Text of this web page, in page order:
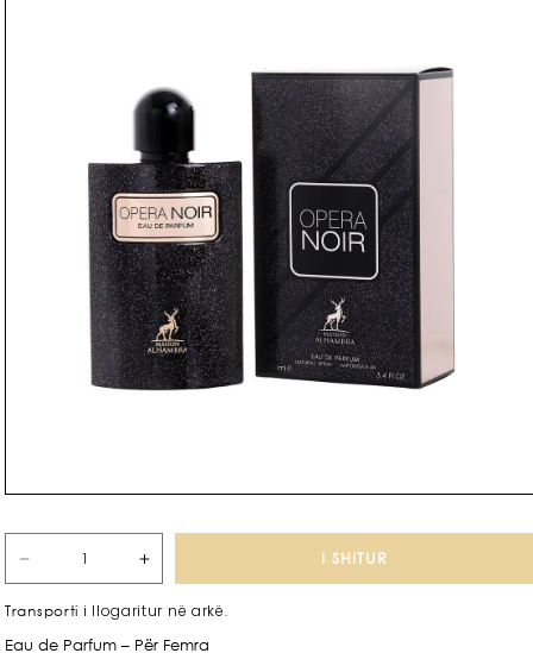
Zvogëlo
për
Opera
Rrit
për
Opera
I SHITUR
Transporti i llogaritur në arkë.
Eau de Parfum – Për Femra